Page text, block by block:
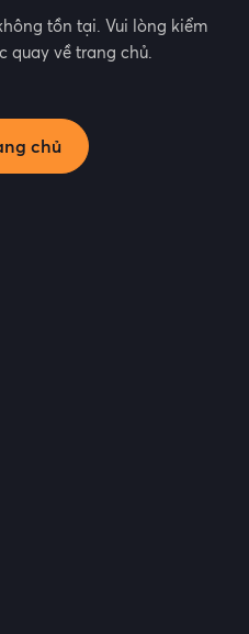
tồn tại. Vui lòng kiểm
quay về trang chủ.
chủ